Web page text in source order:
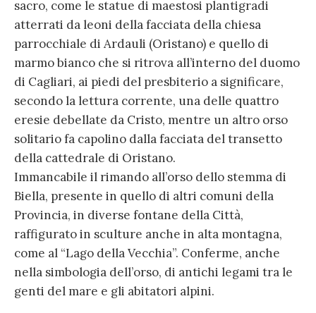
sacro, come le statue di maestosi plantigradi
atterrati da leoni della facciata della chiesa
parrocchiale di Ardauli (Oristano) e quello di
marmo bianco che si ritrova all’interno del duomo
di Cagliari, ai piedi del presbiterio a significare,
secondo la lettura corrente, una delle quattro
eresie debellate da Cristo, mentre un altro orso
solitario fa capolino dalla facciata del transetto
della cattedrale di Oristano.
Immancabile il rimando all’orso dello stemma di
Biella, presente in quello di altri comuni della
Provincia, in diverse fontane della Città,
raffigurato in sculture anche in alta montagna,
come al “Lago della Vecchia”. Conferme, anche
nella simbologia dell’orso, di antichi legami tra le
genti del mare e gli abitatori alpini.